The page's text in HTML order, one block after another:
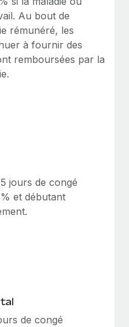
Au bout de
rémunéré, les
à fournir des
remboursées par la
jours de congé
et débutant
de congé